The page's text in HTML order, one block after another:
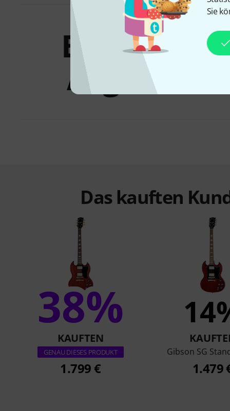
Sie
Bundles &
Angebote
Das kauften
38%
KAUFTEN
GENAU DIESES PRODUKT
1.799 €
Gibson SG
1.479